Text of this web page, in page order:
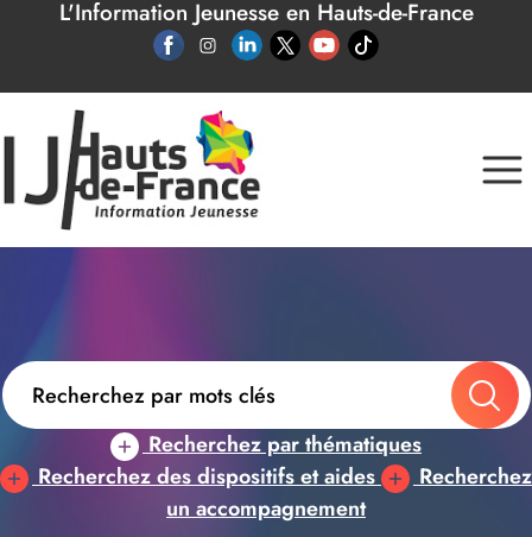
Panneau de gestion des cookies
L'Information Jeunesse en Hauts-de-France
Recherchez par thématiques
Recherchez des dispositifs et aides
Recherchez
un accompagnement